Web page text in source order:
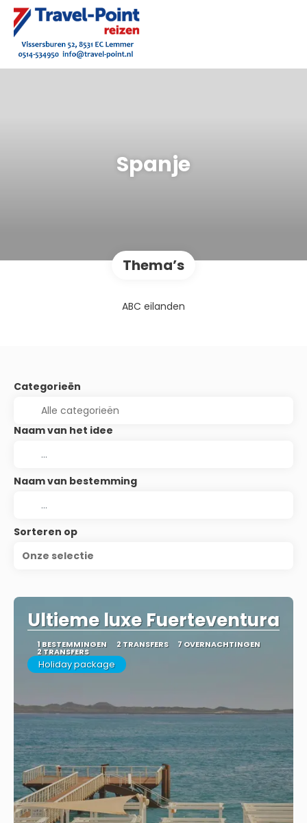
Spanje
Thema’s
ABC eilanden
Categorieën
Naam van het idee
Naam van bestemming
Sorteren op
Onze selectie
Ultieme luxe Fuerteventura
1 BESTEMMINGEN 2 TRANSFERS 7 OVERNACHTINGEN
2 TRANSFERS
Holiday package